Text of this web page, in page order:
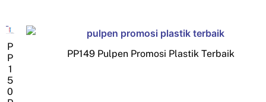
P
P
1
5
0
PP149 Pulpen Promosi Plastik Terbaik